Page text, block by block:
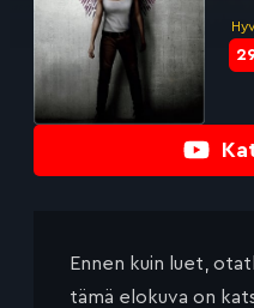
Ennen kuin luet,
tämä elokuva on